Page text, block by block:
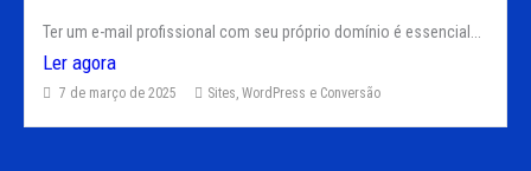
Ter um e-mail profissional com seu próprio domínio é essencial...
Ler agora
7 de março de 2025 Sites, WordPress e Conversão